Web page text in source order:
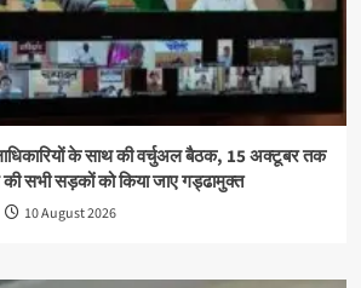
के साथ की वर्चुअल बैठक, 15 अक्टूबर तक
सभी सड़कों को किया जाए गड्ढामुक्त
10 August 2026